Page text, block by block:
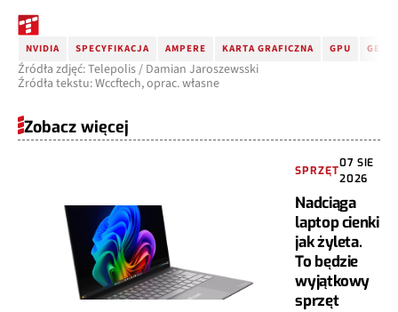
NVIDIA SPECYFIKACJA AMPERE KARTA GRAFICZNA GPU
Źródła zdjęć: Telepolis / Damian Jaroszewsski
Źródła tekstu: Wccftech, oprac. własne
Zobacz więcej
SPRZĘT
07 SIE
2026
Nadciąga
laptop cienki
jak żyleta.
To będzie
wyjątkowy
sprzęt